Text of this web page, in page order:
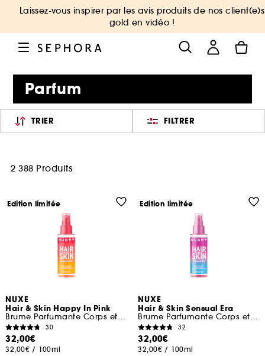
Laissez-vous inspirer par les avis produits de nos client(e)s
gold en vidéo !
Parfum
TRIER FILTRER
2 388 Produits
NUXE
Hair & Skin Happy In Pink
Brume Parfumante Corps et Cheveux
30
32,00€
32,00€ / 100ml
Edition limitée
NUXE
Hair & Skin Sensual Era
Brume Parfumante Corps et Cheveux
32
32,00€
32,00€ / 100ml
Edition limitée